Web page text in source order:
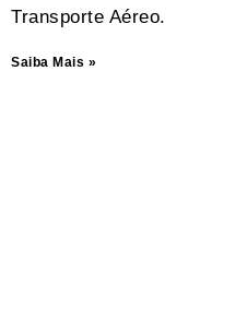
Transporte Aéreo.
Saiba Mais »